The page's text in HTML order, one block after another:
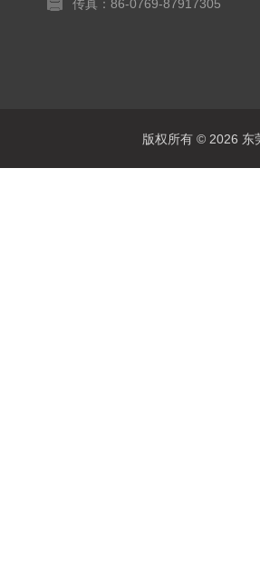
传真：86-0769-87917305
版权所有 © 2026